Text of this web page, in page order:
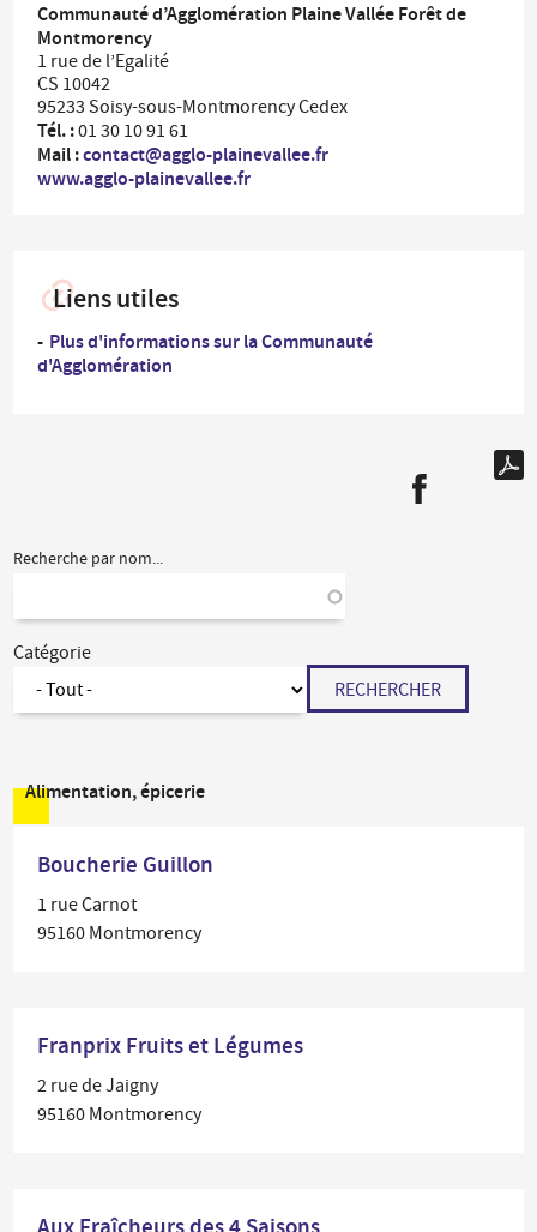
Communauté d’Agglomération Plaine Vallée Forêt de
Montmorency
1 rue de l’Egalité
CS 10042
95233 Soisy-sous-Montmorency Cedex
Tél. :01 30 10 91 61
Mail :contact@agglo-plainevallee.fr
www.agglo-plainevallee.fr
Liens utiles
Plus d'informations sur la Communauté
d'Agglomération
Recherche par nom...
Catégorie
RECHERCHER
Alimentation, épicerie
Boucherie Guillon
1 rue Carnot
95160 Montmorency
Franprix Fruits et Légumes
2 rue de Jaigny
95160 Montmorency